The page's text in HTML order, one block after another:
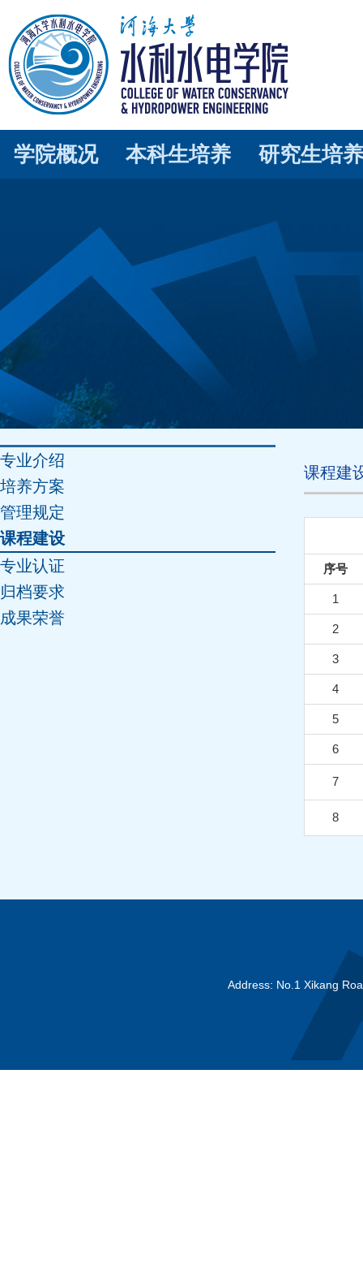
学院概况 本科生培养 研究生培养
专业介绍
培养方案
管理规定
课程建设
专业认证
归档要求
成果荣誉
课程建
序号
1
2
3
4
5
6
7
8
Address: No.1 Xikang